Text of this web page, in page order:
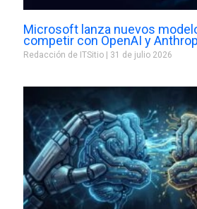
Microsoft lanza nuevos
competir con OpenAI y
Redacción de ITSitio 31 de julio 2026